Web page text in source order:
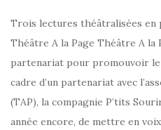
Trois lectures théâtralisées en
Théâtre A la Page Théâtre A la
partenariat pour promouvoir le
cadre d’un partenariat avec
(TAP), la compagnie P’tits
année encore, de mettre en